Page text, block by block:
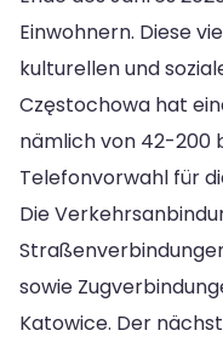
Einwohnern. Diese
kulturellen und
Częstochowa hat
nämlich von 42-200
Telefonvorwahl für
Die
sowie
Katowice. Der